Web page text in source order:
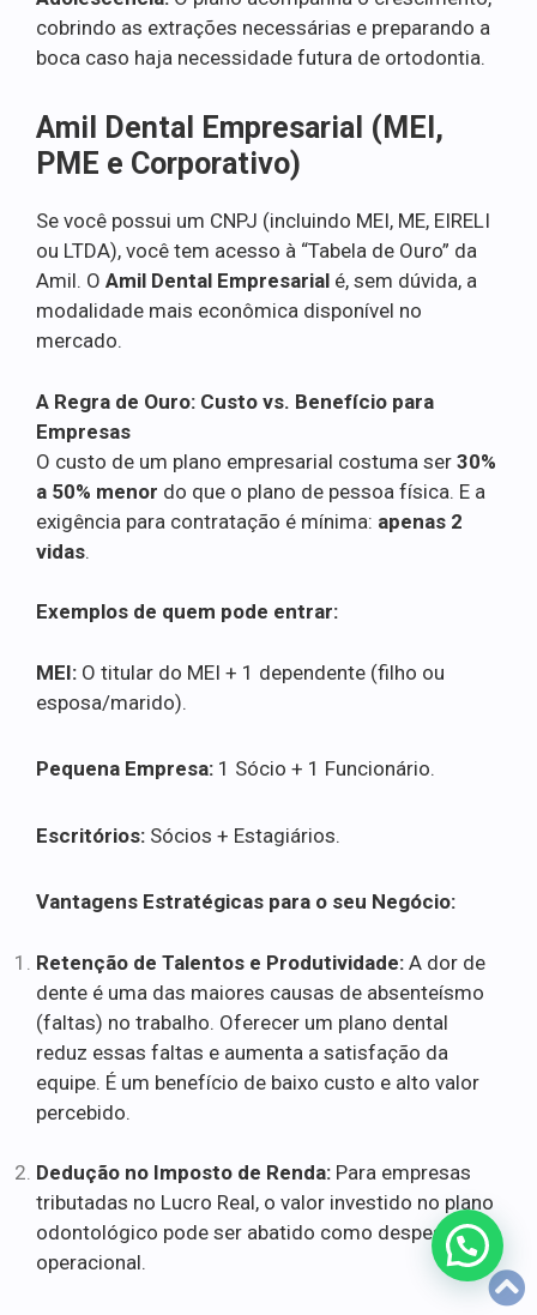
cobrindo as extrações necessárias e preparando a
boca caso haja necessidade futura de ortodontia.
Amil Dental Empresarial (MEI,
PME e Corporativo)
Se você possui um CNPJ (incluindo MEI, ME, EIRELI
ou LTDA), você tem acesso à “Tabela de Ouro” da
Amil. O Amil Dental Empresarial é, sem dúvida, a
modalidade mais econômica disponível no
mercado.
A Regra de Ouro: Custo vs. Benefício para
Empresas
O custo de um plano empresarial costuma ser 30%
a 50% menor do que o plano de pessoa física. E a
exigência para contratação é mínima: apenas 2
vidas.
Exemplos de quem pode entrar:
MEI: O titular do MEI + 1 dependente (filho ou
esposa/marido).
Pequena Empresa: 1 Sócio + 1 Funcionário.
Escritórios: Sócios + Estagiários.
Vantagens Estratégicas para o seu Negócio:
Retenção de Talentos e Produtividade: A dor de
dente é uma das maiores causas de absenteísmo
(faltas) no trabalho. Oferecer um plano dental
reduz essas faltas e aumenta a satisfação da
equipe. É um benefício de baixo custo e alto valor
percebido.
Dedução no Imposto de Renda: Para empresas
tributadas no Lucro Real, o valor investido no plano
odontológico pode ser abatido como despesa
operacional.